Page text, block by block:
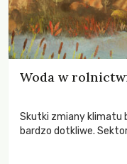
Woda w
Skutki zmiany klimatu
bardzo dotkliwe.